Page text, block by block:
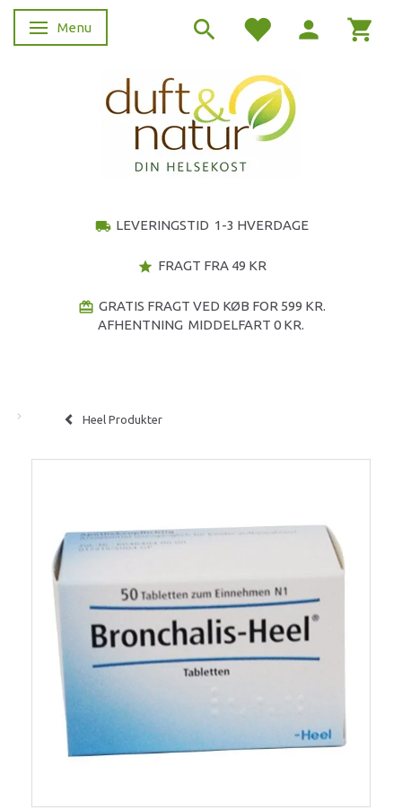
Skifte navigation
Menu
local_shipping LEVERINGSTID 1-3 HVERDAGE
star FRAGT FRA 49 KR
redeem GRATIS FRAGT VED KØB FOR 599 KR.
AFHENTNING MIDDELFART 0 KR.
Heel Produkter